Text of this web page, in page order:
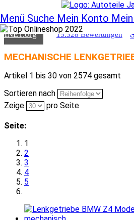
.org 15.328 Bewertungen
.org 15.328 Bewertungen
Menü Suche Mein Konto
MECHANISCHE
Artikel 1 bis 30 von 2574 gesamt
Sortieren nach
Zeige
pro Seite
Seite:
1
2
3
4
5